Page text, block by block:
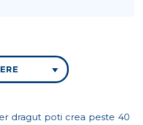
dragut poti crea peste 40